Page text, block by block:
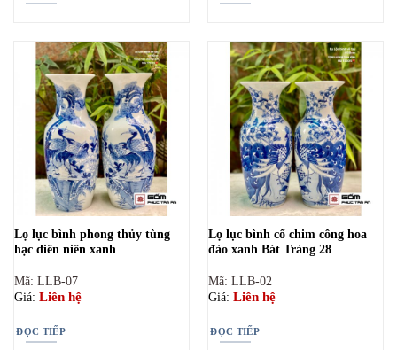
Lọ lục bình phong thủy tùng
hạc diên niên xanh
Mã: LLB-07
Giá: Liên hệ
ĐỌC TIẾP
Lọ lục bình cổ chim công hoa
đào xanh Bát Tràng 28
Mã: LLB-02
Giá: Liên hệ
ĐỌC TIẾP